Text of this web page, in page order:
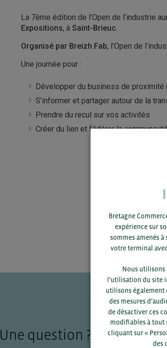
La 7ème édition de l’Open de l’industrie
Expositions, à Saint-Brieuc.
Organisé par Breizh Fab, l’Open de
Une journée pour :
Développer du business de
S’informer et partager autour de la
Prendre du recul sur vos activités
Créer du lien et fédérer la
Une question ?
Bretagne
expérience sur
sommes amenés
votre terminal
Nous utilisons
l’utilisation du site
utilisons également
des mesures
de désactiver ces
modifiables à tout
cliquant sur «
des